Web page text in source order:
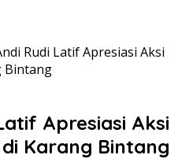
Rudi Latif Apresiasi Aksi
Bintang
Apresiasi Aksi
di Karang Bintang